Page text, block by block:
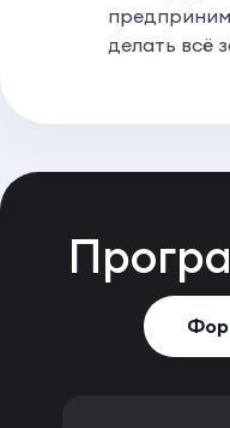
делать всё